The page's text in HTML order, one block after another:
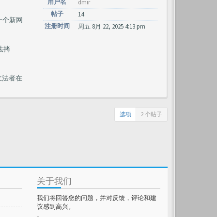
个新网
拷
法者在
用户名 dmir
帖子 14
注册时间 周五 8月 22, 2025 4:13 pm
选项 2 个帖子
关于我们
我们将回答您的问题，并对反馈，评论和建
议感到高兴。